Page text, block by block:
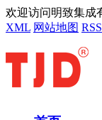
欢迎访问明致集成
XML 网站地图 RSS